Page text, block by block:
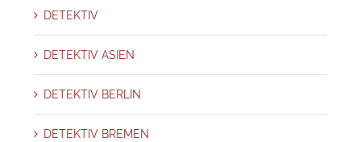
DETEKTIV
DETEKTIV ASIEN
DETEKTIV BERLIN
DETEKTIV BREMEN